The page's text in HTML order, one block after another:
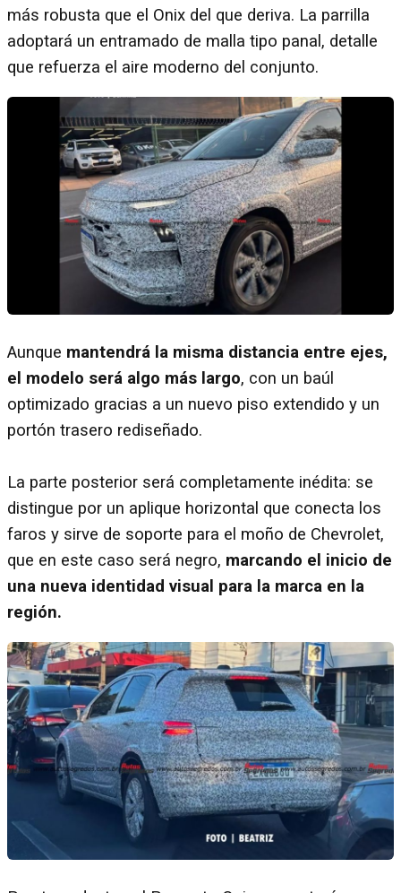
más robusta que el Onix del que deriva. La parrilla
adoptará un entramado de malla tipo panal, detalle
que refuerza el aire moderno del conjunto.
Aunque mantendrá la misma distancia entre ejes,
el modelo será algo más largo, con un baúl
optimizado gracias a un nuevo piso extendido y un
portón trasero rediseñado.
La parte posterior será completamente inédita: se
distingue por un aplique horizontal que conecta los
faros y sirve de soporte para el moño de Chevrolet,
que en este caso será negro, marcando el inicio de
una nueva identidad visual para la marca en la
región.